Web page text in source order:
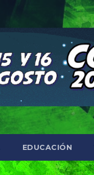
EDUCACIÓN